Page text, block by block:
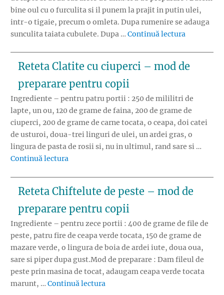
bine oul cu o furculita si il punem la prajit in putin ulei,
intr-o tigaie, precum o omleta. Dupa rumenire se adauga
sunculita taiata cubulete. Dupa … Continuă lectura
Reteta Clatite cu ciuperci – mod de
preparare pentru copii
Ingrediente – pentru patru portii : 250 de mililitri de
lapte, un ou, 120 de grame de faina, 200 de grame de
ciuperci, 200 de grame de carne tocata, o ceapa, doi catei
de usturoi, doua-trei linguri de ulei, un ardei gras, o
lingura de pasta de rosii si, nu in ultimul, rand sare si …
Continuă lectura
Reteta Chiftelute de peste – mod de
preparare pentru copii
Ingrediente – pentru zece portii : 400 de grame de file de
peste, patru fire de ceapa verde tocata, 150 de grame de
mazare verde, o lingura de boia de ardei iute, doua oua,
sare si piper dupa gust.Mod de preparare : Dam fileul de
peste prin masina de tocat, adaugam ceapa verde tocata
marunt, … Continuă lectura